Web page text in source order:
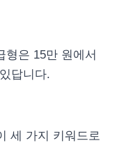
형은 15만 원에서
답니다.
세 가지 키워드로